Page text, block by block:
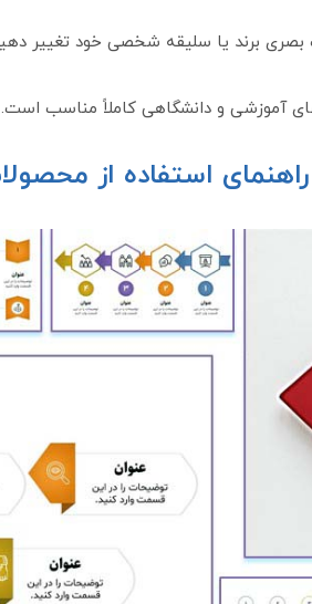
بصری برند یا سلیقه شخصی خود تغییر
آموزشی و دانشگاهی کاملاً مناسب است.
راهنمای استفاده از